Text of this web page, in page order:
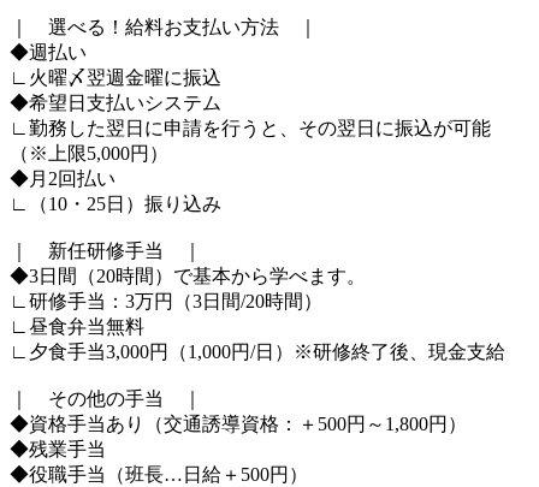
｜ 選べる！給料お支払い方法 ｜
◆週払い
∟火曜〆翌週金曜に振込
◆希望日支払いシステム
∟勤務した翌日に申請を行うと、その翌日に振込が可能
（※上限5,000円）
◆月2回払い
∟（10・25日）振り込み
｜ 新任研修手当 ｜
◆3日間（20時間）で基本から学べます。
∟研修手当：3万円（3日間/20時間）
∟昼食弁当無料
∟夕食手当3,000円（1,000円/日）※研修終了後、現金支給
｜ その他の手当 ｜
◆資格手当あり（交通誘導資格：＋500円～1,800円）
◆残業手当
◆役職手当（班長…日給＋500円）